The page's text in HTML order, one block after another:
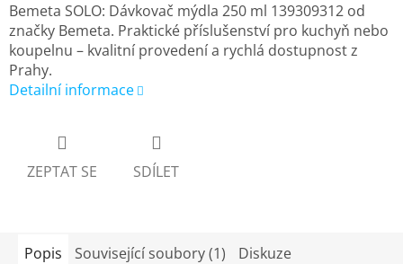
Bemeta SOLO: Dávkovač mýdla 250 ml 139309312 od
značky Bemeta. Praktické příslušenství pro kuchyň nebo
koupelnu – kvalitní provedení a rychlá dostupnost z
Prahy.
Detailní informace
ZEPTAT SE SDÍLET
Popis Související soubory (1) Diskuze